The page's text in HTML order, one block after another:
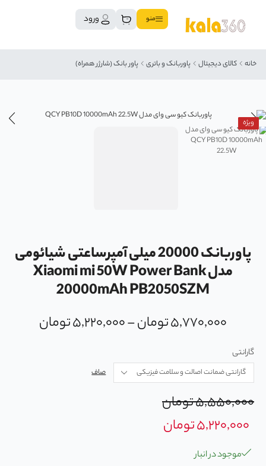
منو ورود
خانه کالای دیجیتال پاوربانک و باتری پاور بانک (شارژر همراه)
ویژه
پاوربانک 20000 میلی آمپرساعتی شیائومی
مدل Xiaomi mi 50W Power Bank
20000mAh PB2050SZM
۵,۷۷۰,۰۰۰تومان–۵,۲۲۰,۰۰۰تومان
گارانتی
صاف
۵,۵۵۰,۰۰۰تومان
۵,۲۲۰,۰۰۰تومان
موجود در انبار